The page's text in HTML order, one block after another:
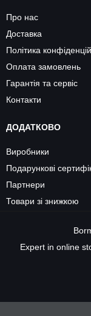
Про нас
Доставка
Політика
Оплата замовлень
Гарантія та сервіс
Контакти
ДОДАТКОВО
Виробники
Подарункові
Партнери
Товари зі знижкою
Expert in online